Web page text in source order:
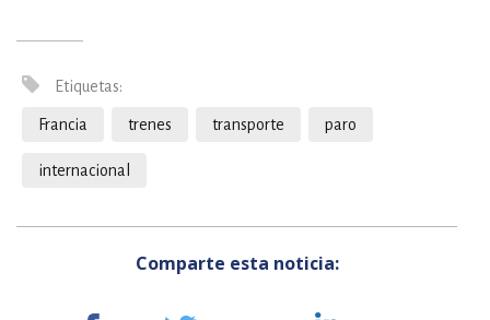
Etiquetas:
Francia trenes transporte paro
internacional
Comparte esta noticia: